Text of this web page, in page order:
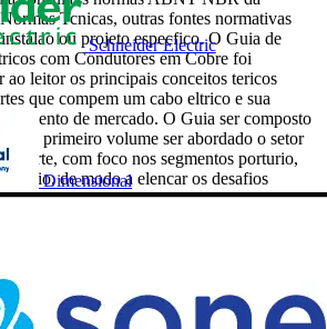
Schneider Electric
Dimensional
Tcnicas, outras fontes normativas
ou projeto especfico. O Guia de
com Condutores em Cobre foi
ao leitor os principais conceitos tericos
que compem um cabo eltrico e sua
de mercado. O Guia ser composto
primeiro volume ser abordado o setor
com foco nos segmentos porturio,
de modo a elencar os desafios
o cabo eltrico correto a ser utilizado. O
e relevantes vises sobre o tema,
do dimensionamento tcnico de cabos
energtica e conceitos ambientalmente
desenvolvido com base nas Normas
data de sua publicao. Portanto, nossos
as...